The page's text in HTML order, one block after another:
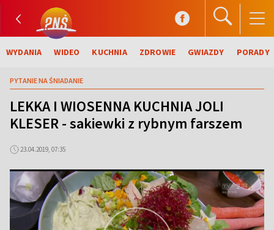
WYDANIA WIDEO KUCHNIA ZDROWIE GWIAZDY PORADY
PYTANIE NA ŚNIADANIE
LEKKA I WIOSENNA KUCHNIA JOLI
KLESER - sakiewki z rybnym farszem
23.04.2019, 07:35